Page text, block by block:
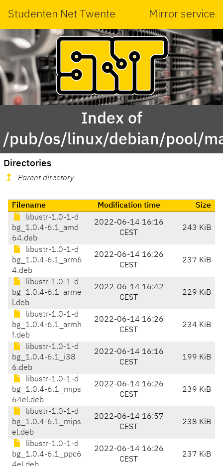
Studenten Net Twente Mirror service
Index of
/pub/os/linux/debian/pool/
Directories
Parent directory
Filename Modification time
Size
libustr-1.0-1-d
bg_1.0.4-6.1_amd
64.deb
2022-06-14 16:16
CEST
243 KiB
libustr-1.0-1-d
bg_1.0.4-6.1_arm6
4.deb
2022-06-14 16:26
CEST
237 KiB
libustr-1.0-1-d
bg_1.0.4-6.1_arme
l.deb
2022-06-14 16:42
CEST
229 KiB
libustr-1.0-1-d
bg_1.0.4-6.1_armh
f.deb
2022-06-14 16:26
CEST
234 KiB
libustr-1.0-1-d
bg_1.0.4-6.1_i38
6.deb
2022-06-14 16:16
CEST
199 KiB
libustr-1.0-1-d
bg_1.0.4-6.1_mips
64el.deb
2022-06-14 16:26
CEST
239 KiB
libustr-1.0-1-d
bg_1.0.4-6.1_mips
el.deb
2022-06-14 16:57
CEST
238 KiB
libustr-1.0-1-d
bg_1.0.4-6.1_ppc6
2022-06-14 16:26
CEST
237 KiB